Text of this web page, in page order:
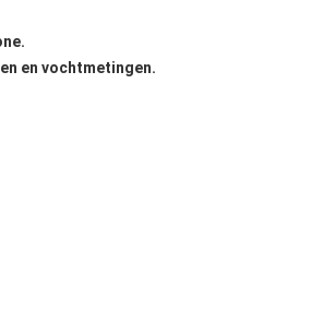
en vochtmetingen.